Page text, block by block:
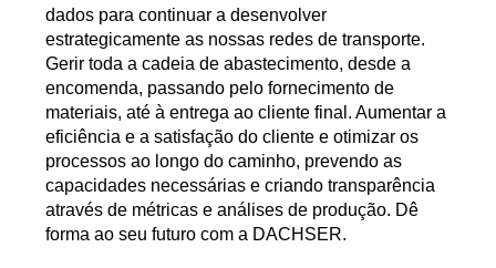
dados para continuar a desenvolver
estrategicamente as nossas redes de transporte.
Gerir toda a cadeia de abastecimento, desde a
encomenda, passando pelo fornecimento de
materiais, até à entrega ao cliente final. Aumentar a
eficiência e a satisfação do cliente e otimizar os
processos ao longo do caminho, prevendo as
capacidades necessárias e criando transparência
através de métricas e análises de produção. Dê
forma ao seu futuro com a DACHSER.